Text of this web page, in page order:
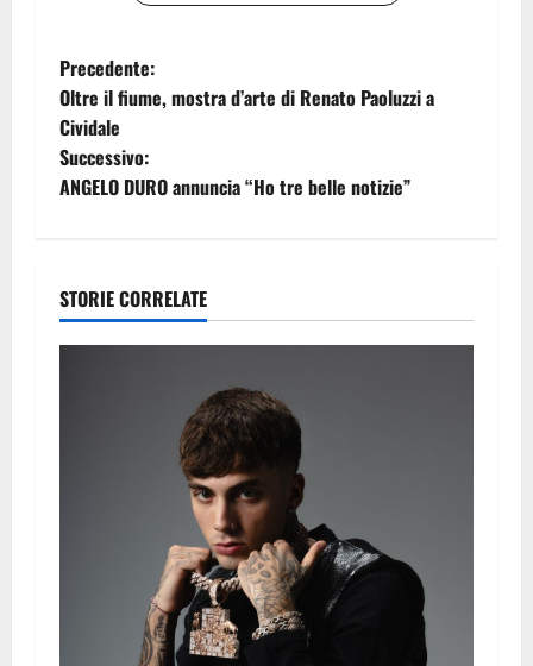
N
a
v
g
a
Precedente:
Oltre il fiume, mostra d’arte di Renato Paoluzzi a
Cividale
Successivo:
ANGELO DURO annuncia “Ho tre belle notizie”
STORIE CORRELATE